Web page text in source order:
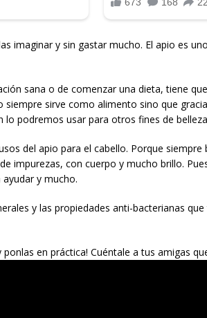
imaginar y sin gastar mucho. El apio es
sana o de comenzar una dieta, tiene
siempre sirve como alimento sino que
lo podremos usar para otros fines de
del apio para el cabello. Porque siempre
impurezas, con cuerpo y mucho brillo.
y mucho.
y las propiedades anti-bacterianas
ponlas en práctica! Cuéntale a tus amigas